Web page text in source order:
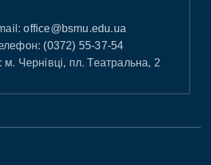
office@bsmu.edu.ua
(0372) 55-37-54
м. Чернівці, пл. Театральна, 2